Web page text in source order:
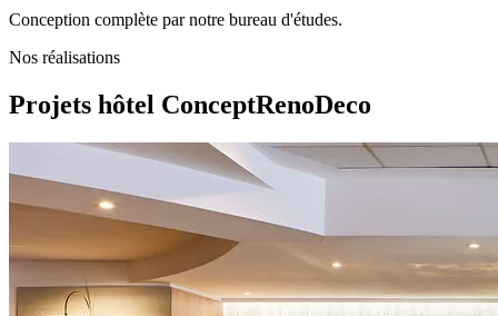
Conception complète par notre bureau d'études.
Nos réalisations
Projets hôtel ConceptRenoDeco